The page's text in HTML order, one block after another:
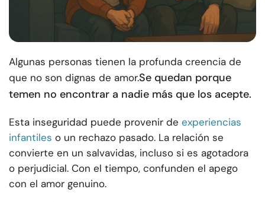
Algunas personas tienen la profunda creencia de
que no son dignas de amor.Se quedan porque
temen no encontrar a nadie más que los acepte.
Esta inseguridad puede provenir de experiencias
infantiles o un rechazo pasado. La relación se
convierte en un salvavidas, incluso si es agotadora
o perjudicial. Con el tiempo, confunden el apego
con el amor genuino.